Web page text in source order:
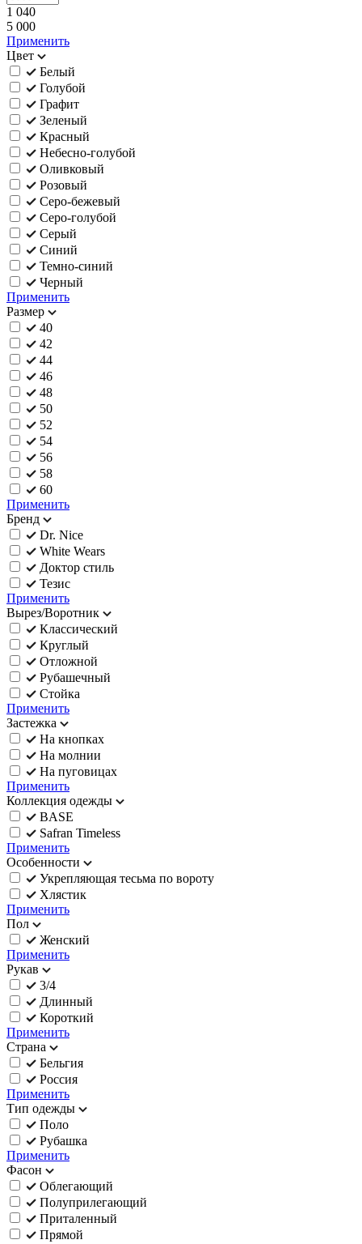
1 040
5 000
Применить
Цвет
Белый
Голубой
Графит
Зеленый
Красный
Небесно-голубой
Оливковый
Розовый
Серо-бежевый
Серо-голубой
Серый
Синий
Темно-синий
Черный
Применить
Размер
40
42
44
46
48
50
52
54
56
58
60
Применить
Бренд
Dr. Nice
White Wears
Доктор стиль
Тезис
Применить
Вырез/Воротник
Классический
Круглый
Отложной
Рубашечный
Стойка
Применить
Застежка
На кнопках
На молнии
На пуговицах
Применить
Коллекция одежды
BASE
Safran Timeless
Применить
Особенности
Укрепляющая тесьма по вороту
Хлястик
Применить
Пол
Женский
Применить
Рукав
3/4
Длинный
Короткий
Применить
Страна
Бельгия
Россия
Применить
Тип одежды
Поло
Рубашка
Применить
Фасон
Облегающий
Полуприлегающий
Приталенный
Прямой